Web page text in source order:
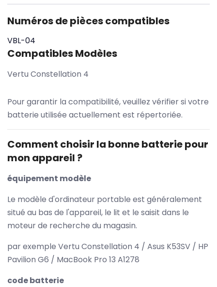
Numéros de pièces compatibles
VBL-04
Compatibles Modèles
Vertu Constellation 4
Pour garantir la compatibilité, veuillez vérifier si votre
batterie utilisée actuellement est répertoriée.
Comment choisir la bonne batterie pour
mon appareil ?
équipement modèle
Le modèle d'ordinateur portable est généralement
situé au bas de l'appareil, le lit et le saisit dans le
moteur de recherche du magasin.
par exemple Vertu Constellation 4 / Asus K53SV / HP
Pavilion G6 / MacBook Pro 13 A1278
code batterie